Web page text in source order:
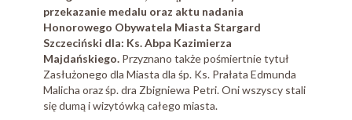
przekazanie medalu oraz aktu nadania
Honorowego Obywatela Miasta Stargard
Szczeciński dla: Ks. Abpa Kazimierza
Majdańskiego. Przyznano także pośmiertnie tytuł
Zasłużonego dla Miasta dla śp. Ks. Prałata Edmunda
Malicha oraz śp. dra Zbigniewa Petri. Oni wszyscy stali
się dumą i wizytówką całego miasta.